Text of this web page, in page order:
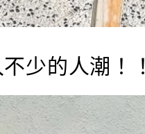
少的人潮！！